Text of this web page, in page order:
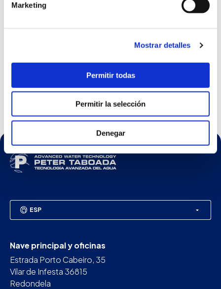
Marketing
Mostrar detalles
Permitir todas
Permitir la selección
Denegar
Proyecto BAM-IS Armada
ESP
Nave principal y oficinas
Estrada Porto Cabeiro, 35
Vilar de Infesta 36815
Redondela